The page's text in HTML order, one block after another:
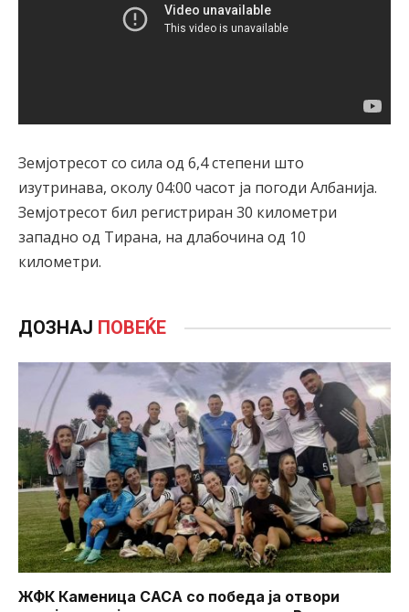
Земјотресот со сила од 6,4 степени што
изутринава, околу 04:00 часот ја погоди Албанија.
Земјотресот бил регистриран 30 километри
западно од Тирана, на длабочина од 10
километри.
ДОЗНАЈ ПОВЕЌЕ
ЖФК Каменица САСА со победа ја отвори